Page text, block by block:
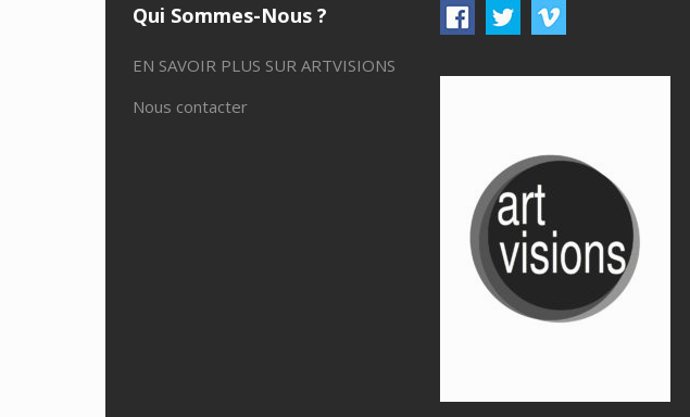
Qui Sommes-Nous ?
EN SAVOIR PLUS SUR ARTVISIONS
Nous contacter